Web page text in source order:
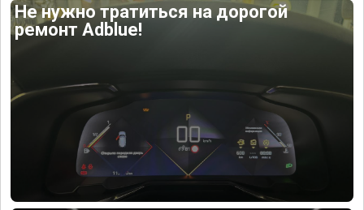
Не нужно тратиться на дорогой
ремонт Adblue!